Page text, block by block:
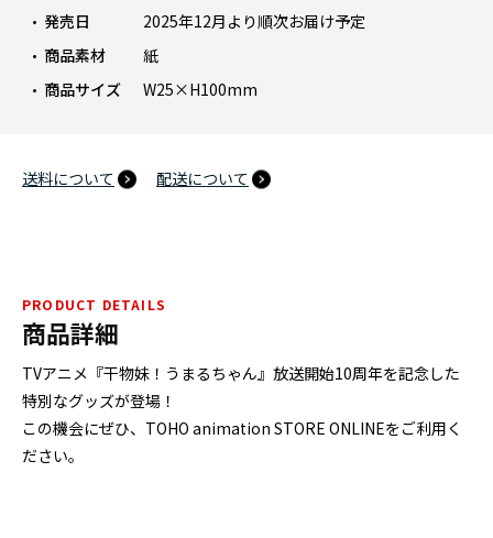
発売日
2025年12月より順次お届け予定
商品素材
紙
商品サイズ
W25×H100mm
送料について 配送について
PRODUCT DETAILS
商品詳細
TVアニメ『干物妹！うまるちゃん』放送開始10周年を記念した
特別なグッズが登場！
この機会にぜひ、TOHO animation STORE ONLINEをご利用く
ださい。